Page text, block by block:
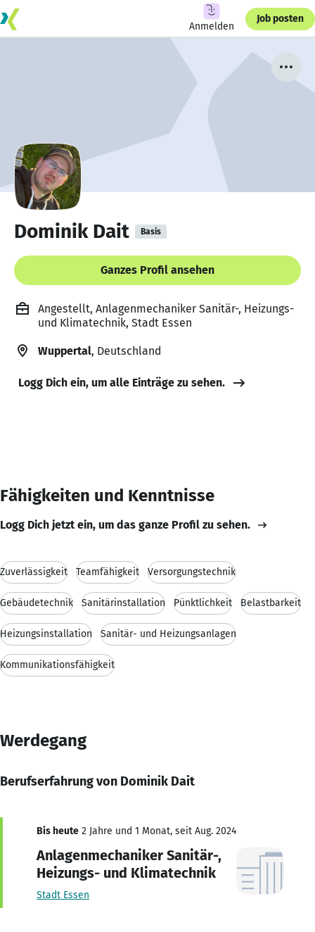
Anmelden
Job posten
Dominik Dait Basis
Ganzes Profil ansehen
Angestellt, Anlagenmechaniker Sanitär-, Heizungs-
und Klimatechnik, Stadt Essen
Wuppertal, Deutschland
Logg Dich ein, um alle Einträge zu sehen.
Fähigkeiten und Kenntnisse
Logg Dich jetzt ein, um das ganze Profil zu sehen.
Zuverlässigkeit Teamfähigkeit Versorgungstechnik
Gebäudetechnik Sanitärinstallation Pünktlichkeit Belastbarkeit
Heizungsinstallation Sanitär- und Heizungsanlagen
Kommunikationsfähigkeit
Werdegang
Berufserfahrung von Dominik Dait
Bis heute 2 Jahre und 1 Monat, seit Aug. 2024
Anlagenmechaniker Sanitär-,
Heizungs- und Klimatechnik
Stadt Essen